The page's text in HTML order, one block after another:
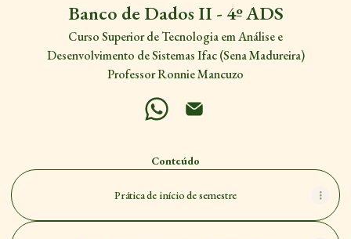
Banco de Dados II - 4º ADS
Curso Superior de Tecnologia em Análise e
Desenvolvimento de Sistemas Ifac (Sena Madureira)
Professor Ronnie Mancuzo
Conteúdo
Prática de início de semestre